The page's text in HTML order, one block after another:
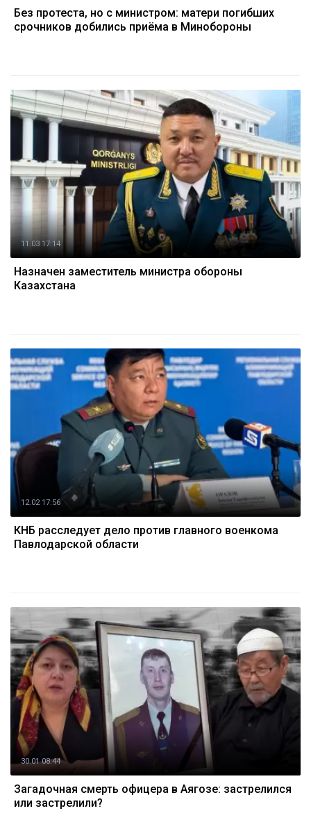
Без протеста, но с министром: матери погибших
срочников добились приёма в Минобороны
11.03 17:14
Назначен заместитель министра обороны
Казахстана
12.02 17:56
КНБ расследует дело против главного военкома
Павлодарской области
30.01 08:44
Загадочная смерть офицера в Аягозе: застрелился
или застрелили?